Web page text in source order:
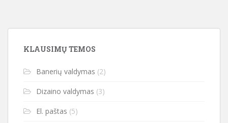
KLAUSIMŲ TEMOS
Banerių valdymas (2)
Dizaino valdymas (3)
El. paštas (5)